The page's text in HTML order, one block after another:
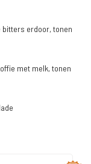
erdoor, tonen
met melk, tonen